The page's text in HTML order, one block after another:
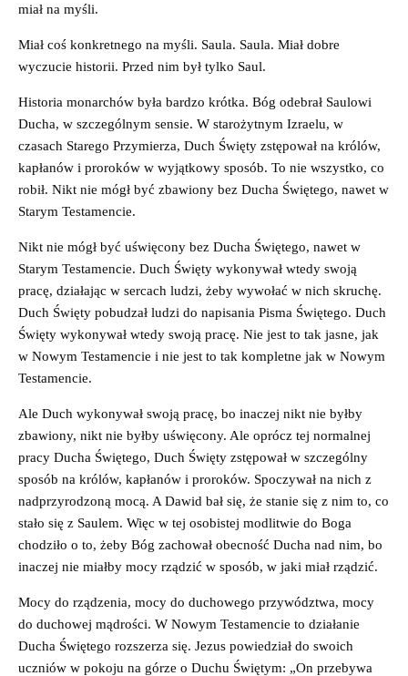
miał na myśli.
Miał coś konkretnego na myśli. Saula. Saula. Miał dobre
wyczucie historii. Przed nim był tylko Saul.
Historia monarchów była bardzo krótka. Bóg odebrał Saulowi
Ducha, w szczególnym sensie. W starożytnym Izraelu, w
czasach Starego Przymierza, Duch Święty zstępował na królów,
kapłanów i proroków w wyjątkowy sposób. To nie wszystko, co
robił. Nikt nie mógł być zbawiony bez Ducha Świętego, nawet w
Starym Testamencie.
Nikt nie mógł być uświęcony bez Ducha Świętego, nawet w
Starym Testamencie. Duch Święty wykonywał wtedy swoją
pracę, działając w sercach ludzi, żeby wywołać w nich skruchę.
Duch Święty pobudzał ludzi do napisania Pisma Świętego. Duch
Święty wykonywał wtedy swoją pracę. Nie jest to tak jasne, jak
w Nowym Testamencie i nie jest to tak kompletne jak w Nowym
Testamencie.
Ale Duch wykonywał swoją pracę, bo inaczej nikt nie byłby
zbawiony, nikt nie byłby uświęcony. Ale oprócz tej normalnej
pracy Ducha Świętego, Duch Święty zstępował w szczególny
sposób na królów, kapłanów i proroków. Spoczywał na nich z
nadprzyrodzoną mocą. A Dawid bał się, że stanie się z nim to, co
stało się z Saulem. Więc w tej osobistej modlitwie do Boga
chodziło o to, żeby Bóg zachował obecność Ducha nad nim, bo
inaczej nie miałby mocy rządzić w sposób, w jaki miał rządzić.
Mocy do rządzenia, mocy do duchowego przywództwa, mocy
do duchowej mądrości. W Nowym Testamencie to działanie
Ducha Świętego rozszerza się. Jezus powiedział do swoich
uczniów w pokoju na górze o Duchu Świętym: „On przebywa